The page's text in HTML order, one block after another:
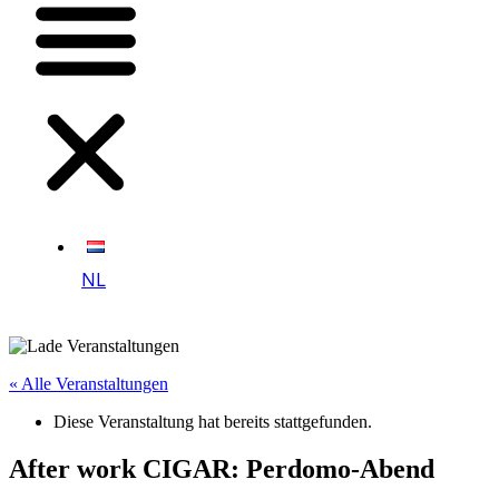
NL
« Alle Veranstaltungen
Diese Veranstaltung hat bereits stattgefunden.
After work CIGAR: Perdomo-Abend